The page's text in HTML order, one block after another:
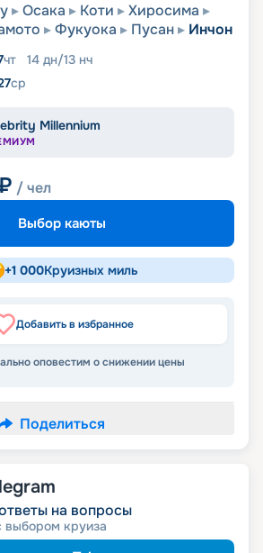
Осака Коти
Хиросима
Фукуока Пусан Инчон
чт 14 дн/13 нч
ср
Millennium
/ чел
Выбор каюты
+1 000Круизных миль
Добавить в избранное
оповестим о снижении цены
Поделиться
на вопросы
круиза